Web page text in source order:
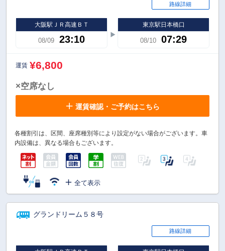
路線詳細
大阪駅ＪＲ高速ＢＴ
08/09 23:10
東京駅日本橋口
08/10 07:29
運賃 ¥6,800
×空席なし
運賃確認・ご予約はこちら
各種割引は、区間、座席種別等により設定がない場合がございます。車
内設備は、異なる場合もございます。
全て表示
グランドリーム５８号
路線詳細